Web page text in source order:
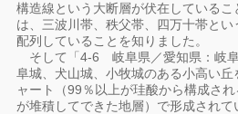
構造線という大断層が伏在している
は、三波川帯、秩父帯、四万十帯と
配列していることを知りました。
そして「4-6 岐阜県／愛知県：岐
阜城、犬山城、小牧城のある小高い
ャート（99％以上が珪酸から構成さ
が堆積してできた地層）で形成され